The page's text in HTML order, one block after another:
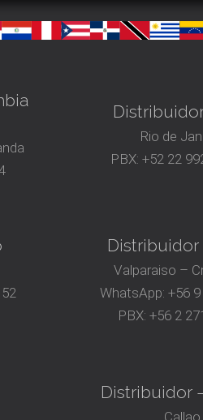
Rio de
PBX:+52 22
Distribuidor
Valparaiso –
WhatsApp: +56
PBX:+56 2
Distribuidor
Callao